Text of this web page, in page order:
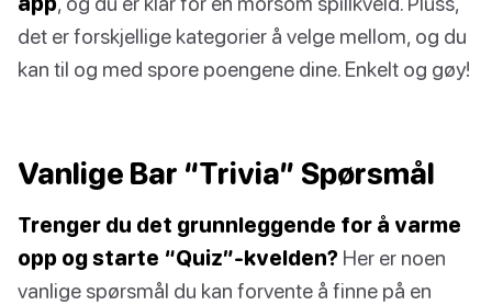
det er forskjellige kategorier å velge mellom, og du
kan til og med spore poengene dine. Enkelt og gøy!
Vanlige Bar “Trivia” Spørsmål
Trenger du det grunnleggende for å varme
opp og starte “Quiz”-kvelden? Her er noen
vanlige spørsmål du kan forvente å finne på en